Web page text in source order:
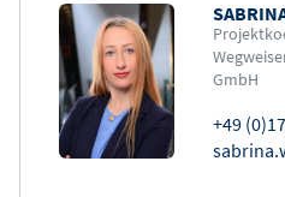
Bild
GmbH
+49